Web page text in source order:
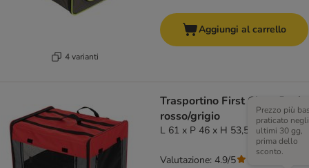
4 varianti
Aggiungi al carrello
Trasportino First Class Basic
rosso/grigio
L 61 x P 46 x H 53,5 cm
Prezzo più
praticato negli
ultimi 30 gg,
prima dello
sconto.
Valutazione: 4.9/5